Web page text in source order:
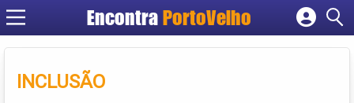
EncontraPortoVelho
Cadastrar empresa
INCLUSÃO